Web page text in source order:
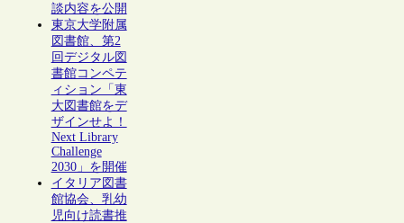
談内容を公開
東京大学附属
図書館、第2
回デジタル図
書館コンペテ
ィション「東
大図書館をデ
ザインせよ！
Next Library
Challenge
2030」を開催
イタリア図書
館協会、乳幼
児向け読書推